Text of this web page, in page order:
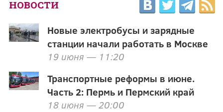
НОВОСТИ
Новые электробусы и зарядные
станции начали работать в Москве
19 июня — 11:20
Транспортные реформы в июне.
Часть 2: Пермь и Пермский край
18 июня — 20:00